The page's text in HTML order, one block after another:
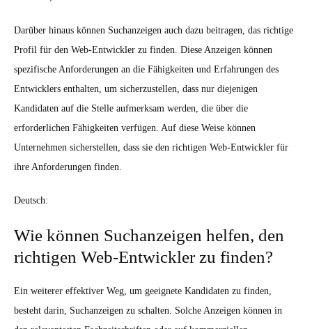
Darüber hinaus können Suchanzeigen auch dazu beitragen, das richtige
Profil für den Web-Entwickler zu finden. Diese Anzeigen können
spezifische Anforderungen an die Fähigkeiten und Erfahrungen des
Entwicklers enthalten, um sicherzustellen, dass nur diejenigen
Kandidaten auf die Stelle aufmerksam werden, die über die
erforderlichen Fähigkeiten verfügen. Auf diese Weise können
Unternehmen sicherstellen, dass sie den richtigen Web-Entwickler für
ihre Anforderungen finden.
Deutsch:
Wie können Suchanzeigen helfen, den
richtigen Web-Entwickler zu finden?
Ein weiterer effektiver Weg, um geeignete Kandidaten zu finden,
besteht darin, Suchanzeigen zu schalten. Solche Anzeigen können in